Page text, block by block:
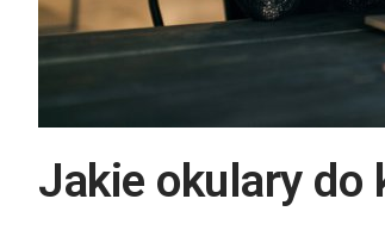
Jakie okulary do